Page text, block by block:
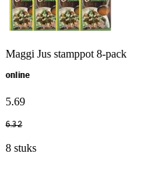
Maggi Jus stamppot 8-pack
online
5.69
6.32
8 stuks